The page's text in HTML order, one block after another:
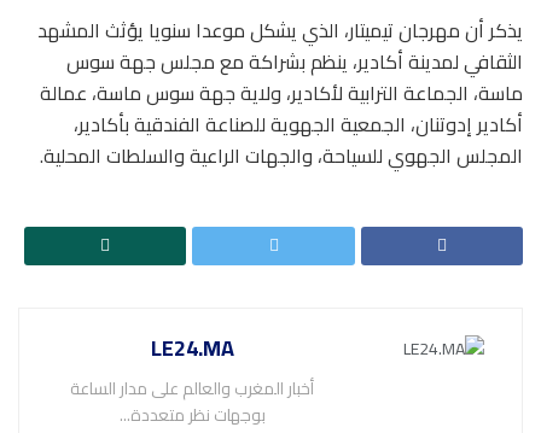
يذكر أن مهرجان تيميتار، الذي يشكل موعدا سنويا يؤثث المشهد
الثقافي لمدينة أكادير، ينظم بشراكة مع مجلس جهة سوس
ماسة، الجماعة الترابية لأكادير، ولاية جهة سوس ماسة، عمالة
أكادير إدوتنان، الجمعية الجهوية للصناعة الفندقية بأكادير،
المجلس الجهوي للسياحة، والجهات الراعية والسلطات المحلية.
LE24.MA
أخبار المغرب والعالم على مدار الساعة
بوجهات نظر متعددة...